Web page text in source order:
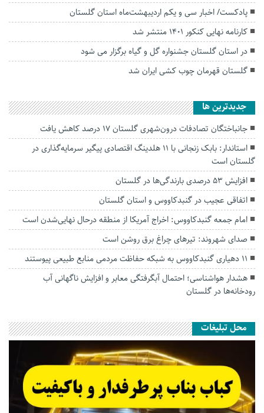
پادکست/ اخبار سی و یکم اردیبهشت‌ماه استان گلستان
کارنامه نهایی کنکور ۱۴۰۱ منتشر شد
در استان گلستان جشنواره گل‌ و‌ گیاه برگزار می شود
گلستان قهرمان چوب کشی ایران شد
جديدترين ها
جانباختگان تصادفات درون‌شهری گلستان ۱۷ درصد کاهش یافت
استاندار: بابک زنجانی با ۱۱ هلدینگ اقتصادی پیگیر سرمایه‌گذاری در
گلستان است
افزایش ۵۳ درصدی بارندگی‌ها در گلستان
اتفاقی عجیب در‌ گنبدکاووس و استان گلستان
امام جمعه گنبدکاووس: اخراج آمریکا از منطقه درحال نهایی‌شدن است
صدای شهروند: تیرهای چراغ برق روشن است
۱۱ دهیاری گنبدکاووس به شبکه حفاظت مردمی منابع طبیعی پیوستند
هشدار هواشناسی؛ احتمال آبگرفتگی معابر و افزایش ناگهانی آب
رودخانه‌ها در گلستان
محل تبلیغات